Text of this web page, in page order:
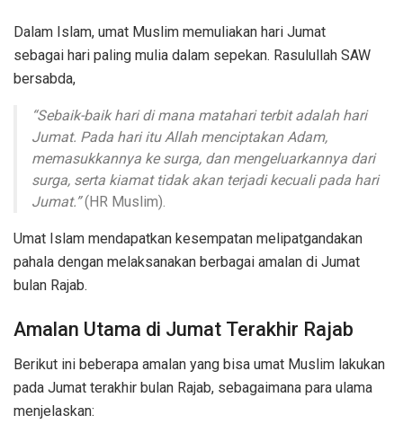
Dalam Islam, umat Muslim memuliakan hari Jumat
sebagai hari paling mulia dalam sepekan. Rasulullah SAW
bersabda,
“Sebaik-baik hari di mana matahari terbit adalah hari
Jumat. Pada hari itu Allah menciptakan Adam,
memasukkannya ke surga, dan mengeluarkannya dari
surga, serta kiamat tidak akan terjadi kecuali pada hari
Jumat.”(HR Muslim).
Umat Islam mendapatkan kesempatan melipatgandakan
pahala dengan melaksanakan berbagai amalan di Jumat
bulan Rajab.
Amalan Utama di Jumat Terakhir Rajab
Berikut ini beberapa amalan yang bisa umat Muslim lakukan
pada Jumat terakhir bulan Rajab, sebagaimana para ulama
menjelaskan: